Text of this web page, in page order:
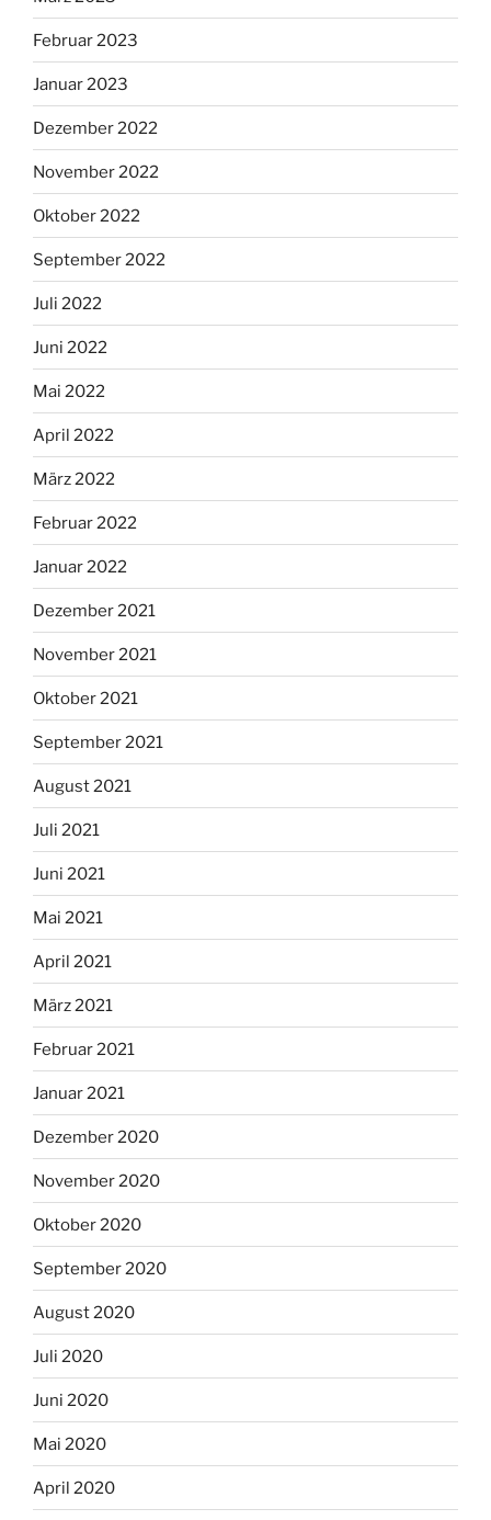
Februar 2023
Januar 2023
Dezember 2022
November 2022
Oktober 2022
September 2022
Juli 2022
Juni 2022
Mai 2022
April 2022
März 2022
Februar 2022
Januar 2022
Dezember 2021
November 2021
Oktober 2021
September 2021
August 2021
Juli 2021
Juni 2021
Mai 2021
April 2021
März 2021
Februar 2021
Januar 2021
Dezember 2020
November 2020
Oktober 2020
September 2020
August 2020
Juli 2020
Juni 2020
Mai 2020
April 2020